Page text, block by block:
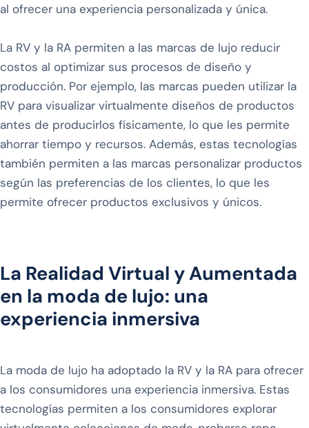
al ofrecer una experiencia personalizada y única.
La RV y la RA permiten a las marcas de lujo reducir
costos al optimizar sus procesos de diseño y
producción. Por ejemplo, las marcas pueden utilizar la
RV para visualizar virtualmente diseños de productos
antes de producirlos físicamente, lo que les permite
ahorrar tiempo y recursos. Además, estas tecnologías
también permiten a las marcas personalizar productos
según las preferencias de los clientes, lo que les
permite ofrecer productos exclusivos y únicos.
La Realidad Virtual y Aumentada
en la moda de lujo: una
experiencia inmersiva
La moda de lujo ha adoptado la RV y la RA para ofrecer
a los consumidores una experiencia inmersiva. Estas
tecnologías permiten a los consumidores explorar